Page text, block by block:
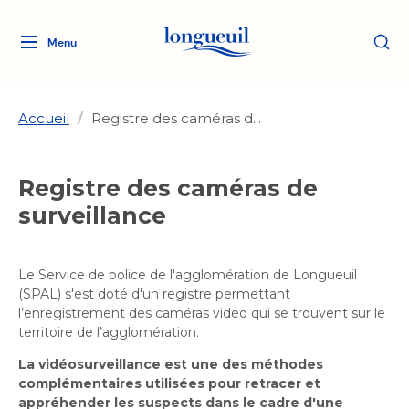
Menu
Logo
Ville
lien
Ma ville, ma propriété
Rôle d'évaluation
Rôle d'évaluation
Taxes
Taxes
Loisirs et culture
Arts et culture
Arts et culture
Bibliothèques
Développement social
Développement social
Services de proximité
Déneigement
Eau
Eau
Transition socioécologique
et mobilité
Quoi faire à Longueuil
Activités artistiques et
culturelles
Accueil / Registre des caméras d...
Registre des caméras de
surveillance
Le Service de police de l'agglomération de Longueuil
(SPAL) s'est doté d'un registre permettant
l’enregistrement des caméras vidéo qui se trouvent sur le
territoire de l’agglomération.
La vidéosurveillance est une des méthodes
complémentaires utilisées pour retracer et
appréhender les suspects dans le cadre d'une